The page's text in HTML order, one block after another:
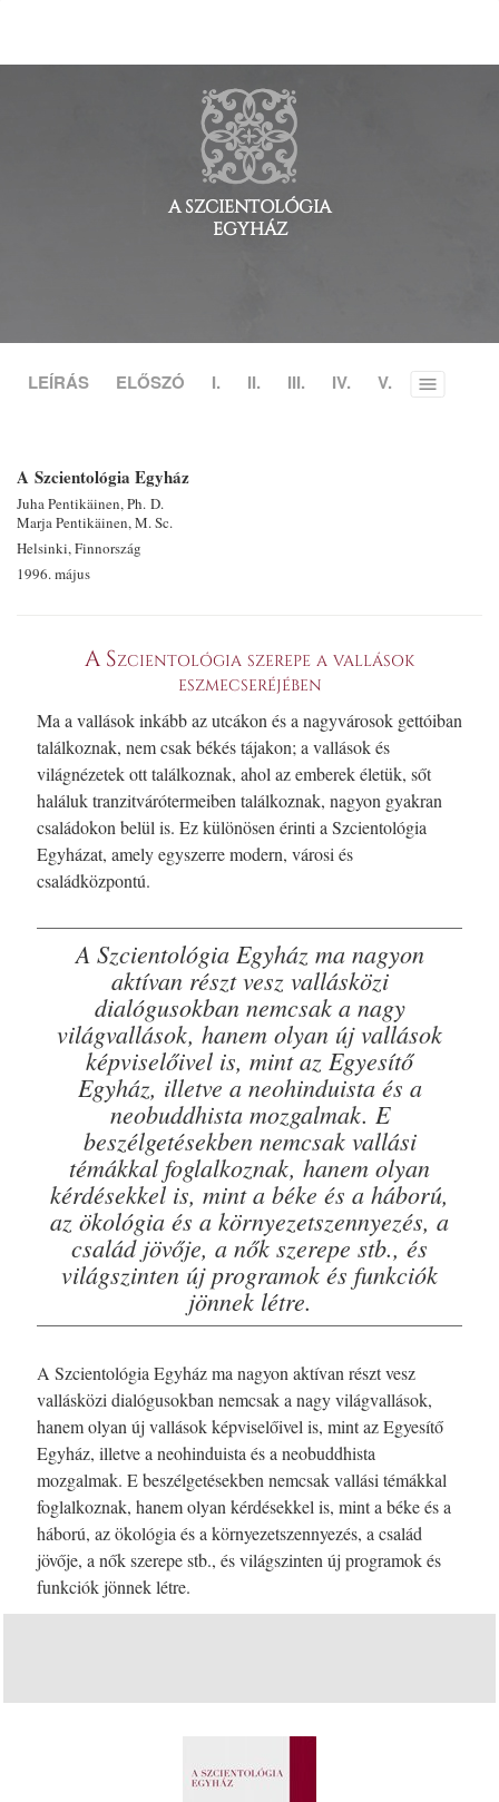
A SZCIENTOLÓGIA
EGYHÁZ
LEÍRÁS ELŐSZÓ I. II. III. IV. V. Toggle
A Szcientológia Egyház
Juha Pentikäinen, Ph. D.
Marja Pentikäinen, M. Sc.
Helsinki, Finnország
1996. május
A Szcientológia szerepe a vallások
eszmecseréjében
Ma a vallások inkább az utcákon és a nagyvárosok gettóiban
találkoznak, nem csak békés tájakon; a vallások és
világnézetek ott találkoznak, ahol az emberek életük, sőt
haláluk tranzitvárótermeiben találkoznak, nagyon gyakran
családokon belül is. Ez különösen érinti a Szcientológia
Egyházat, amely egyszerre modern, városi és
családközpontú.
A Szcientológia Egyház ma nagyon
aktívan részt vesz vallásközi
dialógusokban nemcsak a nagy
világvallások, hanem olyan új vallások
képviselőivel is, mint az Egyesítő
Egyház, illetve a neohinduista és a
neobuddhista mozgalmak. E
beszélgetésekben nemcsak vallási
témákkal foglalkoznak, hanem olyan
kérdésekkel is, mint a béke és a háború,
az ökológia és a környezetszennyezés, a
család jövője, a nők szerepe stb., és
világszinten új programok és funkciók
jönnek létre.
A Szcientológia Egyház ma nagyon aktívan részt vesz
vallásközi dialógusokban nemcsak a nagy világvallások,
hanem olyan új vallások képviselőivel is, mint az Egyesítő
Egyház, illetve a neohinduista és a neobuddhista
mozgalmak. E beszélgetésekben nemcsak vallási témákkal
foglalkoznak, hanem olyan kérdésekkel is, mint a béke és a
háború, az ökológia és a környezetszennyezés, a család
jövője, a nők szerepe stb., és világszinten új programok és
funkciók jönnek létre.